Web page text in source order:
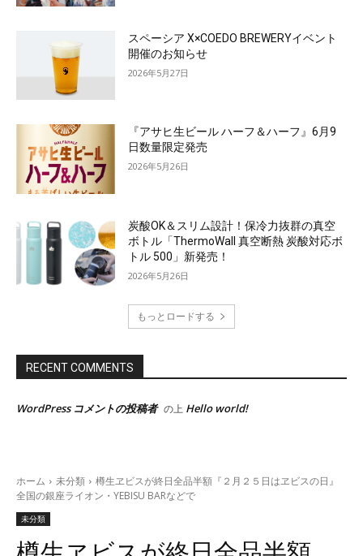
資料をダウンロード
スペーシア X×COEDO BREWERYイベント
開催のお知らせ
2026年5月27日
『アサヒ生ビール ハーフ＆ハーフ』6月9
日数量限定発売
2026年5月26日
炭酸OK＆スリム設計！保冷力抜群の真空
ボトル「ThermoWall 真空断熱 炭酸対応ボ
トル 500」新発売！
2026年5月26日
もっとロードする
RECENT COMMENTS
WordPress コメントの投稿者 の上 Hello world!